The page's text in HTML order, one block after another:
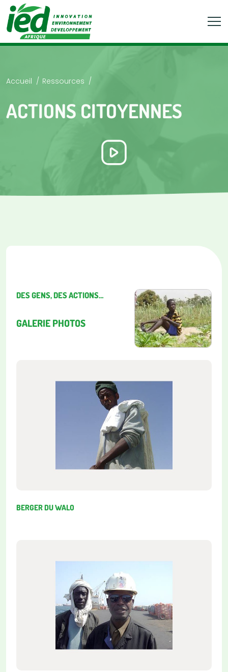
Accueil Ressources
ACTIONS CITOYENNES
DES GENS, DES ACTIONS…
GALERIE PHOTOS
BERGER DU WALO